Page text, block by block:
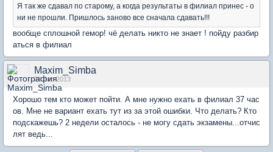
Я так же сдавал по старому, а когда результаты в филиал принес - о
ни не прошли. Пришлось заново все сначала сдавать!!!
вообще сплошной гемор! чё делать никто не знает ! пойду разбир
аться в филиал
Maxim_Simba
28 Jan 2013
Хорошо тем кто может пойти. А мне нужно ехать в филиал 37 час
ов. Мне не вариант ехать тут из за этой ошибки. Что делать? Кто
подскажешь? 2 недели осталось - не могу сдать экзамены...отчис
лят ведь...